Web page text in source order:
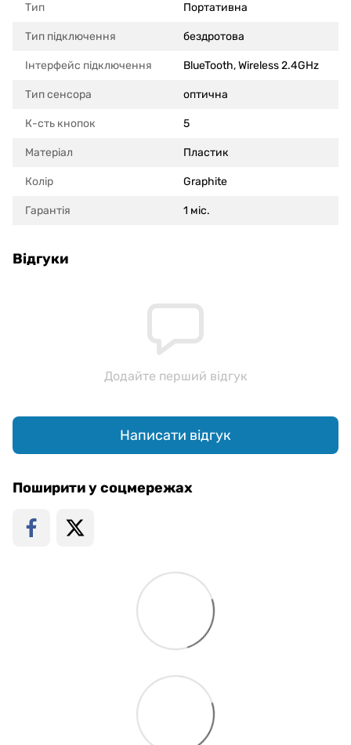
Тип Портативна
Тип підключення бездротова
Інтерфейс підключення BlueTooth, Wireless 2.4GHz
Тип сенсора оптична
К-сть кнопок 5
Матеріал Пластик
Колір Graphite
Гарантія 1 міс.
Відгуки
Додайте перший відгук
Написати відгук
Поширити у соцмережах